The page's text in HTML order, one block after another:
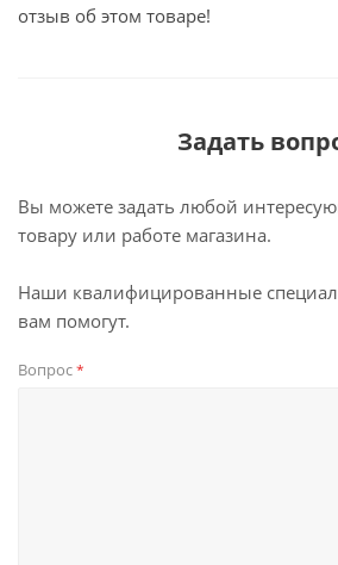
отзыв об этом товаре!
Задать
Вы можете задать любой
товару или работе магазина.
Наши квалифицированные
вам помогут.
Вопрос*